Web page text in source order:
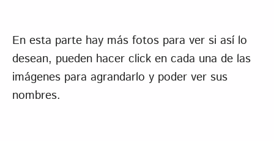
En esta parte hay más fotos para ver si así lo
desean, pueden hacer click en cada una de las
imágenes para agrandarlo y poder ver sus
nombres.